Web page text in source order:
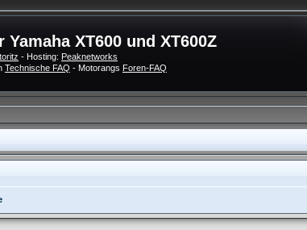
Yamaha XT600 und XT600Z
- Hosting: Peaknetworks
Technische FAQ - Motorangs Foren-FAQ